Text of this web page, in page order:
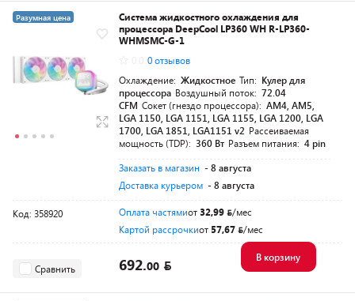
Разумная цена
Система жидкостного охлаждения для
процессора DeepCool LP360 WH R-LP360-
WHMSMC-G-1
0 отзывов
Охлаждение: Жидкостное Тип: Кулер для
процессора Воздушный поток: 72.04
CFM Сокет (гнездо процессора): AM4, AM5,
LGA 1150, LGA 1151, LGA 1155, LGA 1200, LGA
1700, LGA 1851, LGA1151 v2 Рассеиваемая
мощность (TDP): 360 Вт Разъем питания: 4 pin
Заказать в магазин - 8 августа
Доставка курьером - 8 августа
Код: 358920 Оплата частямиот32,99
/мес
Картой рассрочкиот 57,67 /мес
Сравнить 692.00
В корзину